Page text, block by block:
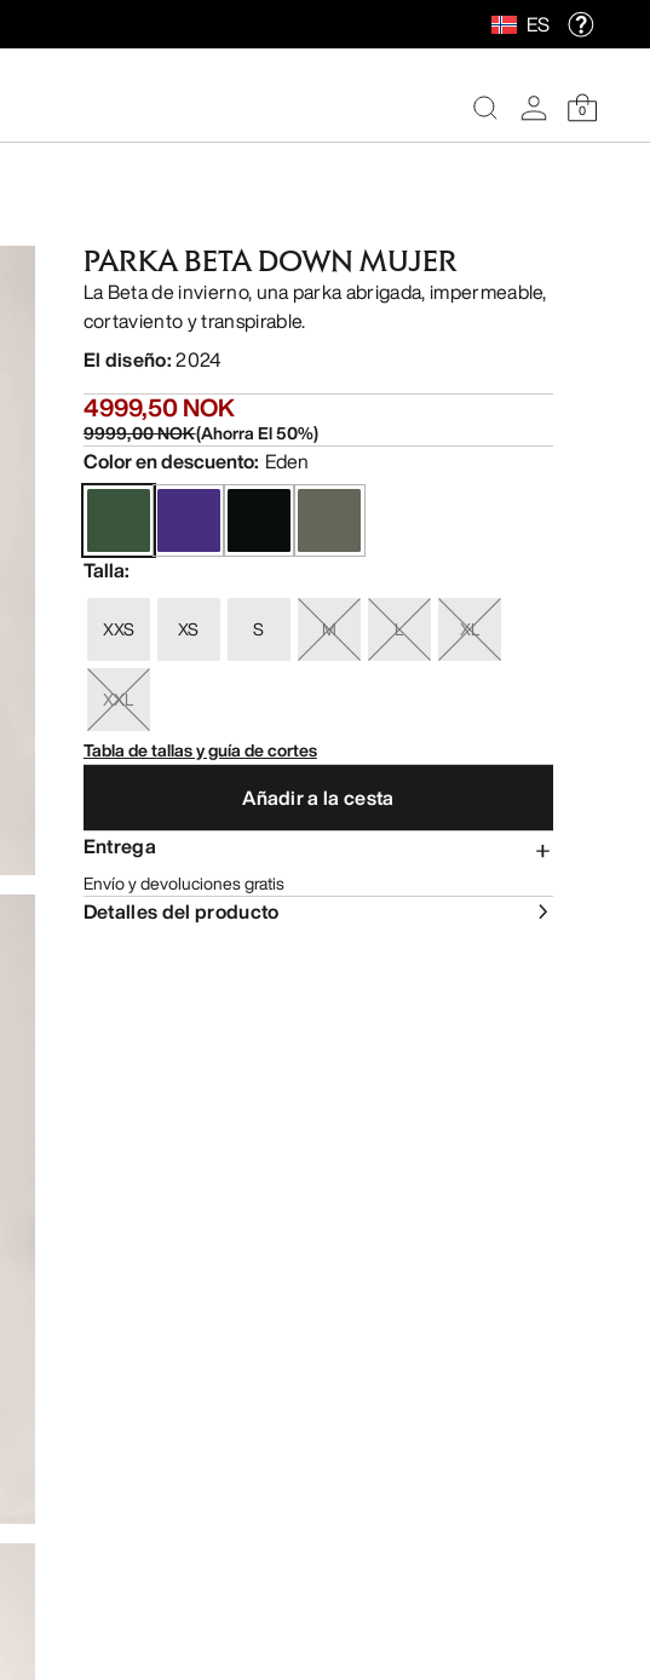
ES
0
PARKA BETA DOWN MUJER
La Beta de invierno, una parka abrigada, impermeable,
cortaviento y transpirable.
El diseño:2024
4999,50 NOK
9999,00 NOK(Ahorra El50%)
Color en descuento: Eden
Talla:
XXS XS S M L XL
XXL
Tabla de tallas y guía de cortes
Añadir a la cesta
Entrega
Envío y devoluciones gratis
Detalles del producto